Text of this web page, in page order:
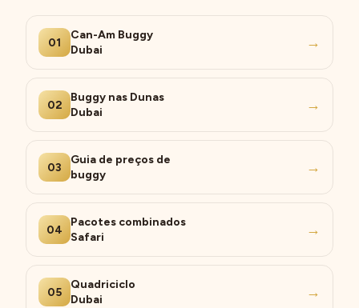
01
Can-Am Buggy
Dubai
→
02
Buggy nas Dunas
Dubai
→
03
Guia de preços de
buggy
→
04
Pacotes combinados
Safari
→
05
Quadriciclo
Dubai
→